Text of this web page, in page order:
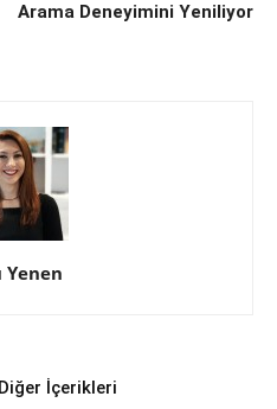
Arama Deneyimini Yeniliyor
Yenen
İçerikleri